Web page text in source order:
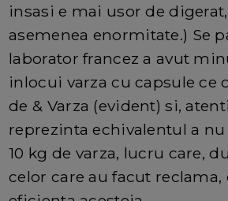
insasi e mai usor de
asemenea enormitate.) Se
laborator francez a avut
inlocui varza cu capsule ce
de & Varza (evident) si,
reprezinta echivalentul a
10 kg de varza, lucru care,
celor care au facut reclama,